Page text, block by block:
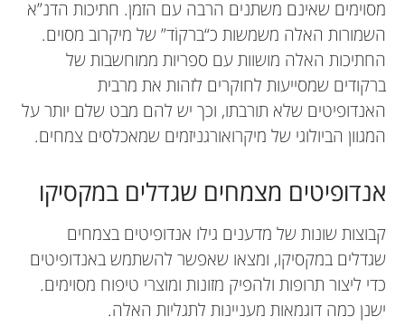
מסוימים שאינם משתנים הרבה עם הזמן. חתיכות הדנ”א
השמורות האלה משמשות כ“ברקוֹד” של מיקרוב מסוים.
החתיכות האלה מושוות עם ספריות ממוחשבות של
ברקודים שמסייעות לחוקרים לזהות את מרבית
האנדופיטים שלא תורבתו, וכך יש להם מבט שלם יותר על
המגוון הביולוגי של מיקרואורגניזמים שמאכלסים צמחים.
אנדופיטים מצמחים שגדלים במקסיקו
קבוצות שונות של מדענים גילו אנדופיטים בצמחים
שגדלים במקסיקו, ומצאו שאפשר להשתמש באנדופיטים
כדי ליצור תרופות ולהפיק מזונות ומוצרי טיפוח מסוימים.
ישנן כמה דוגמאות מעניינות לתגליות האלה.